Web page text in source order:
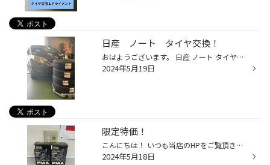
日産 ノート タイヤ交換！
おはようございます。 日産 ノート タイヤ交換しました。 ブリヂストン ニューノ 185/70R14 交換前のタイヤは ヒビでバキバキの 12年前のタイヤでした。 キケンです！ 交換してこれで 安心 安全 です。 ありがとうございました。 ☆☆お知らせ☆☆ Googleの口コミ評価にご協力ください！ https://g.page...
2024年5月19日
限定特価！
こんにちは！ いつも当店のHPをご覧頂きありがとうございます！ 今日は、お得な商品をご紹介！ ↑ PIAA ヘッド＆フォグLEDバルブになります 今なら限定特価税込5000円です！ 2個限定となっておりますのでお早めに！ ↑ IPE LED デュアルカラーフォグランプバルブになります 今なら限定特価税込11000円...
2024年5月18日